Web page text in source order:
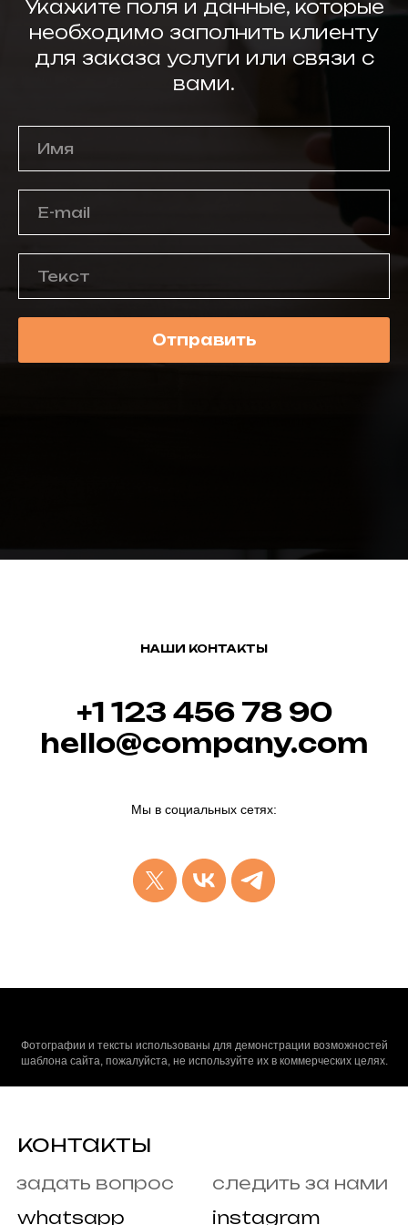
Укажите поля и данные, которые
необходимо заполнить клиенту
для заказа услуги или связи с
вами.
Отправить
НАШИ КОНТАКТЫ
+1 123 456 78 90
hello@company.com
Мы в социальных сетях:
Фотографии и тексты использованы для демонстрации возможностей
шаблона сайта, пожалуйста, не используйте их в коммерческих целях.
whatsapp
telegram channel
instagram
telegram
политика
Константин Валерьевич
racy swimwear 2025 ©